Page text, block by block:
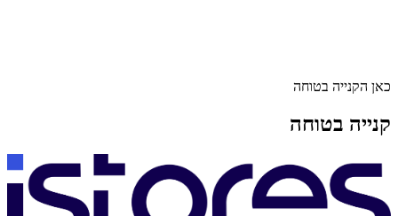
כאן הקנייה בטוחה
קנייה בטוחה